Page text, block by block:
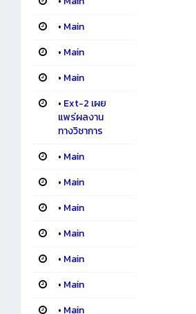
• Main
• Main
• Main
• Ext-2 เผย
แพร่ผลงาน
ทางวิชาการ
• Main
• Main
• Main
• Main
• Main
• Main
• Main